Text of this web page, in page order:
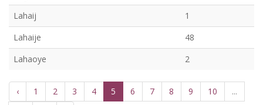
Lahaij
1
Lahaije
48
Lahaoye
2
‹ 1 2 3 4 5 6 7 8 9 10 ...